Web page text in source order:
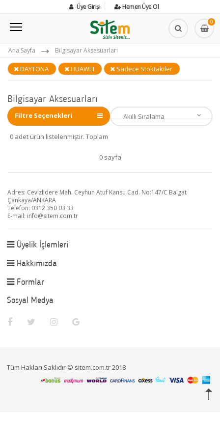
Üye Girişi Hemen Üye Ol
0
Ana Sayfa Bilgisayar Aksesuarları
DAYTONA HUAWEI Sadece Stoktakiler
Bilgisayar Aksesuarları
Filtre Seçenekleri
0 adet ürün listelenmiştir. Toplam
0 sayfa
Adres: Cevizlidere Mah. Ceyhun Atuf Kansu Cad. No:147/C Balgat
Çankaya/ANKARA
Telefon: 0312 350 03 33
E-mail: info@sitem.com.tr
Üyelik İşlemleri
Hakkımızda
Formlar
Sosyal Medya
Tüm Hakları Saklıdır © sitem.com.tr 2018